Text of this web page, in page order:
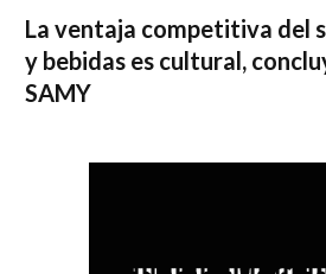
La ventaja competitiva del
y bebidas es cultural,
SAMY